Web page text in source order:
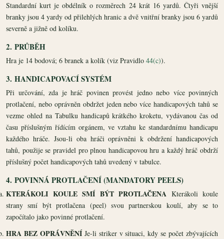
Standardní kurt je obdélník o rozměrech 24 krát 16 yardů. Čtyři vnější
branky jsou 4 yardy od přilehlých hranic a dvě vnitřní branky jsou 6 yardů
severně a jižně od kolíku.
2. PRŮBĚH
Hra je 14 bodová; 6 branek a kolík (viz Pravidlo 44(c)).
3. HANDICAPOVACÍ SYSTÉM
Při určování, zda je hráč povinen provést jedno nebo více povinných
protlačení, nebo oprávněn obdržet jeden nebo více handicapových tahů se
vezme ohled na Tabulku handicapů krátkého kroketu, vydávanou čas od
času příslušným řídícím orgánem, ve vztahu ke standardnímu handicapu
každého hráče. Jsou-li oba hráči oprávněni k obdržení handicapových
tahů, použije se pravidel pro plnou handicapovou hru a každý hráč obdrží
příslušný počet handicapových tahů uvedený v tabulce.
4. POVINNÁ PROTLAČENÍ (MANDATORY PEELS)
KTERÁKOLI KOULE SMÍ BÝT PROTLAČENA Kterákoli koule
strany smí být protlačena (peel) svou partnerskou koulí, aby se to
započítalo jako povinné protlačení.
HRA BEZ OPRÁVNĚNÍJe-li striker v situaci, kdy se počet zbývajících